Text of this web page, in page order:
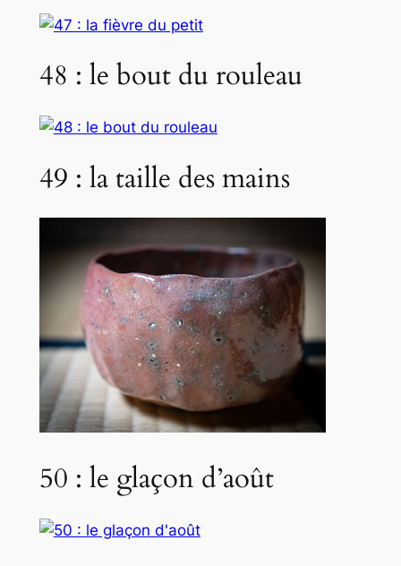
48 : le bout du rouleau
49 : la taille des mains
50 : le glaçon d’août